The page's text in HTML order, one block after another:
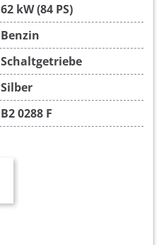
62 kW (84 PS)
Benzin
Schaltgetriebe
Silber
B2 0288 F